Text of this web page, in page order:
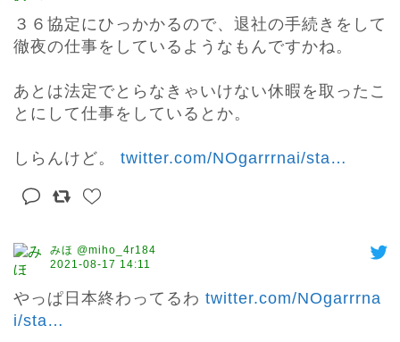
３６協定にひっかかるので、退社の手続きをして
徹夜の仕事をしているようなもんですかね。
あとは法定でとらなきゃいけない休暇を取ったこ
とにして仕事をしているとか。
しらんけど。 twitter.com/NOgarrrnai/sta…
みほ @miho_4r184
2021-08-17 14:11
やっぱ日本終わってるわ twitter.com/NOgarrrna
i/sta…